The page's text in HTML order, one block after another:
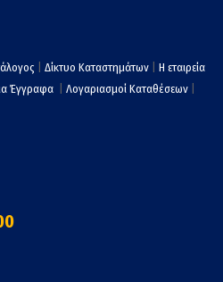
Δίκτυο Καταστημάτων
Η εταιρεία
Έγγραφα Λογαριασμοί Καταθέσεων